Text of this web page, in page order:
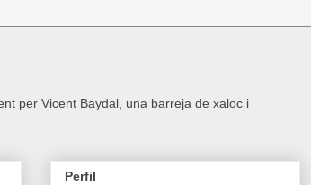
per Vicent Baydal, una barreja de xaloc i
Perfil